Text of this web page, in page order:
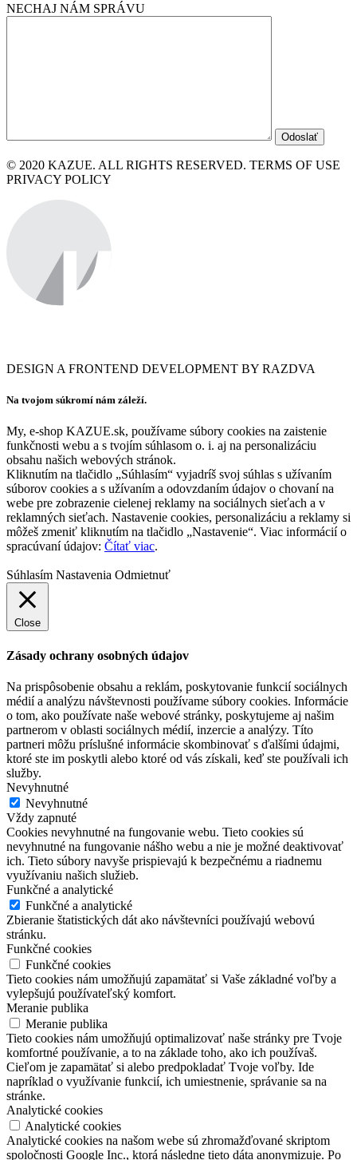
NECHAJ NÁM SPRÁVU
© 2020 KAZUE. ALL RIGHTS RESERVED. TERMS OF USE
PRIVACY POLICY
DESIGN A FRONTEND DEVELOPMENT BY RAZDVA
Na tvojom súkromí nám záleží.
My, e-shop KAZUE.sk, používame súbory cookies na zaistenie
funkčnosti webu a s tvojím súhlasom o. i. aj na personalizáciu
obsahu našich webových stránok.
Kliknutím na tlačidlo „Súhlasím“ vyjadríš svoj súhlas s užívaním
súborov cookies a s užívaním a odovzdaním údajov o chovaní na
webe pre zobrazenie cielenej reklamy na sociálnych sieťach a v
reklamných sieťach. Nastavenie cookies, personalizáciu a reklamy si
môžeš zmeniť kliknutím na tlačidlo „Nastavenie“. Viac informácií o
spracúvaní údajov: Čítať viac.
Súhlasím Nastavenia Odmietnuť
Close
Zásady ochrany osobných údajov
Na prispôsobenie obsahu a reklám, poskytovanie funkcií sociálnych
médií a analýzu návštevnosti používame súbory cookies. Informácie
o tom, ako používate naše webové stránky, poskytujeme aj našim
partnerom v oblasti sociálnych médií, inzercie a analýzy. Títo
partneri môžu príslušné informácie skombinovať s ďalšími údajmi,
ktoré ste im poskytli alebo ktoré od vás získali, keď ste používali ich
služby.
Nevyhnutné
Nevyhnutné
Vždy zapnuté
Cookies nevyhnutné na fungovanie webu. Tieto cookies sú
nevyhnutné na fungovanie nášho webu a nie je možné deaktivovať
ich. Tieto súbory navyše prispievajú k bezpečnému a riadnemu
využívaniu našich služieb.
Funkčné a analytické
Funkčné a analytické
Zbieranie štatistických dát ako návštevníci používajú webovú
stránku.
Funkčné cookies
Funkčné cookies
Tieto cookies nám umožňujú zapamätať si Vaše základné voľby a
vylepšujú používateľský komfort.
Meranie publika
Meranie publika
Tieto cookies nám umožňujú optimalizovať naše stránky pre Tvoje
komfortné používanie, a to na základe toho, ako ich používaš.
Cieľom je zapamätať si alebo predpokladať Tvoje voľby. Ide
napríklad o využívanie funkcií, ich umiestnenie, správanie sa na
stránke.
Analytické cookies
Analytické cookies
Analytické cookies na našom webe sú zhromažďované skriptom
spoločnosti Google Inc., ktorá následne tieto dáta anonymizuje. Po